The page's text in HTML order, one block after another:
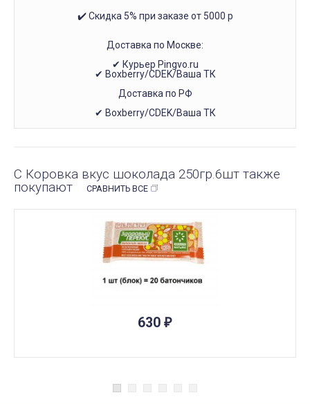
✔️ Скидка 5% при заказе от 5000 р
Доставка по Москве:
✔ Курьер Pingvo.ru
✔ Boxberry/CDEK/Ваша ТК
Доставка по РФ
✔ Boxberry/CDEK/Ваша ТК
С Коровка вкус шоколада 250гр.6шт также
покупают
СРАВНИТЬ ВСЕ
630 ₽